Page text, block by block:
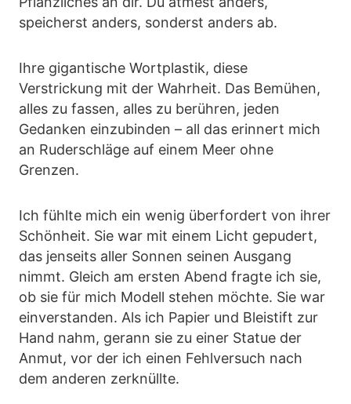
speicherst anders, sonderst anders ab.
Ihre gigantische Wortplastik, diese
Verstrickung mit der Wahrheit. Das Bemühen,
alles zu fassen, alles zu berühren, jeden
Gedanken einzubinden – all das erinnert mich
an Ruderschläge auf einem Meer ohne
Grenzen.
Ich fühlte mich ein wenig überfordert von ihrer
Schönheit. Sie war mit einem Licht gepudert,
das jenseits aller Sonnen seinen Ausgang
nimmt. Gleich am ersten Abend fragte ich sie,
ob sie für mich Modell stehen möchte. Sie war
einverstanden. Als ich Papier und Bleistift zur
Hand nahm, gerann sie zu einer Statue der
Anmut, vor der ich einen Fehlversuch nach
dem anderen zerknüllte.